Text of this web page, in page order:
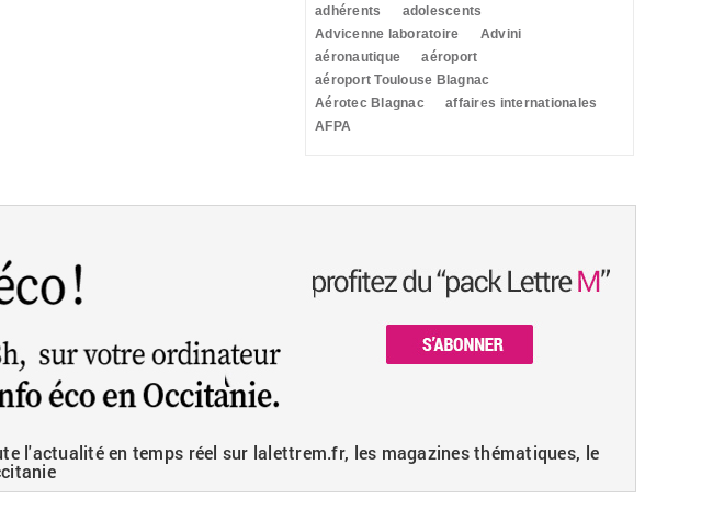
adhérents
adolescents
Advicenne laboratoire
Advini
aéronautique
aéroport
aéroport Toulouse Blagnac
Aérotec Blagnac
affaires internationales
AFPA
l'actualité en temps réel sur lalettrem.fr, les magazines thématiques, le